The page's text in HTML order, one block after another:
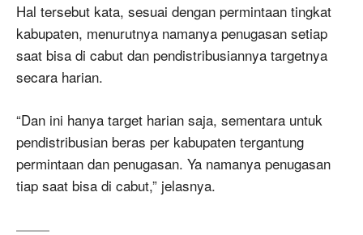
Hal tersebut kata, sesuai dengan permintaan tingkat
kabupaten, menurutnya namanya penugasan setiap
saat bisa di cabut dan pendistribusiannya targetnya
secara harian.
“Dan ini hanya target harian saja, sementara untuk
pendistribusian beras per kabupaten tergantung
permintaan dan penugasan. Ya namanya penugasan
tiap saat bisa di cabut,” jelasnya.